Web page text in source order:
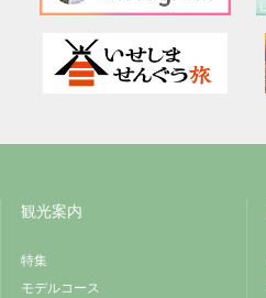
観光案内
特集
モデルコース